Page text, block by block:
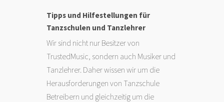
Tipps und Hilfestellungen für
Tanzschulen und Tanzlehrer
Wir sind nicht nur Besitzer von
TrustedMusic, sondern auch Musiker und
Tanzlehrer. Daher wissen wir um die
Herausforderungen von Tanzschule
Betreibern und gleichzeitig um die